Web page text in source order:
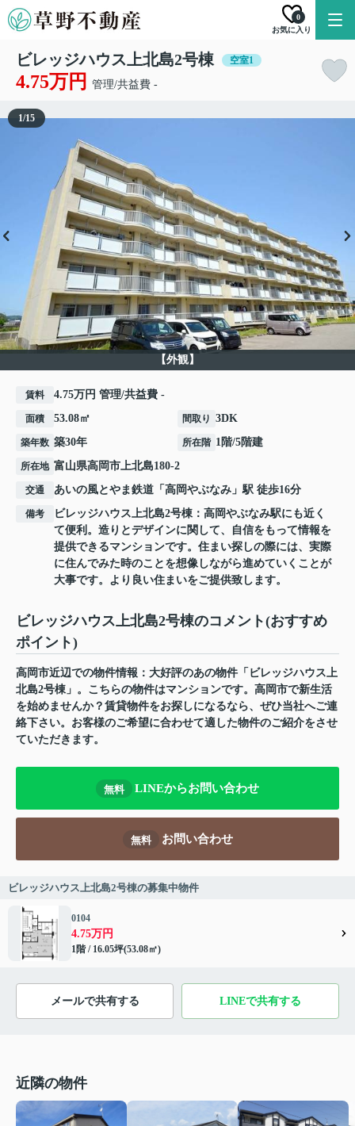
お気に入り
0
ビレッジハウス上北島2号棟 空室1
4.75万円 管理/共益費 -
【外観】
1/15
賃料 4.75万円 管理/共益費 -
面積 53.08㎡ 間取り 3DK
築年数 築30年 所在階 1階/5階建
所在地 富山県高岡市上北島180-2
交通 あいの風とやま鉄道 「 高岡やぶなみ 」駅 徒歩16分
備考
ビレッジハウス上北島2号棟：高岡やぶなみ駅にも近く
て便利。造りとデザインに関して、自信をもって情報を
提供できるマンションです。住まい探しの際には、実際
に住んでみた時のことを想像しながら進めていくことが
大事です。より良い住まいをご提供致します。
ビレッジハウス上北島2号棟のコメント(おすすめ
ポイント)
高岡市近辺での物件情報：大好評のあの物件「ビレッジハウス上
北島2号棟」。こちらの物件はマンションです。高岡市で新生活
を始めませんか？賃貸物件をお探しになるなら、ぜひ当社へご連
絡下さい。お客様のご希望に合わせて適した物件のご紹介をさせ
ていただきます。
無料 LINEからお問い合わせ
無料 お問い合わせ
ビレッジハウス上北島2号棟の募集中物件
0104
4.75万円
1階 / 16.05坪(53.08㎡)
メールで共有する LINEで共有する
近隣の物件